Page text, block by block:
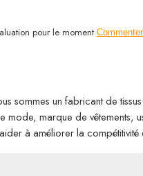
pour le moment
sommes un fabricant de
mode, marque de
à améliorer la